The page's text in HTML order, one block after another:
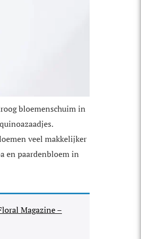
bloemenschuim in
veel makkelijker
en paardenbloem in
Magazine –